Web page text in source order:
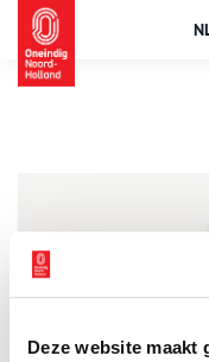
Deze website maakt